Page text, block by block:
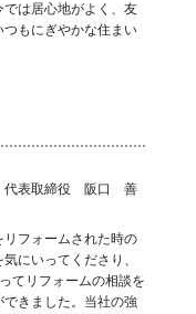
は居心地がよく、友
つもにぎやかな住まい
代表取締役 阪口 善
フォームされた時の
にいってくださり、
てリフォームの相談を
できました。当社の強